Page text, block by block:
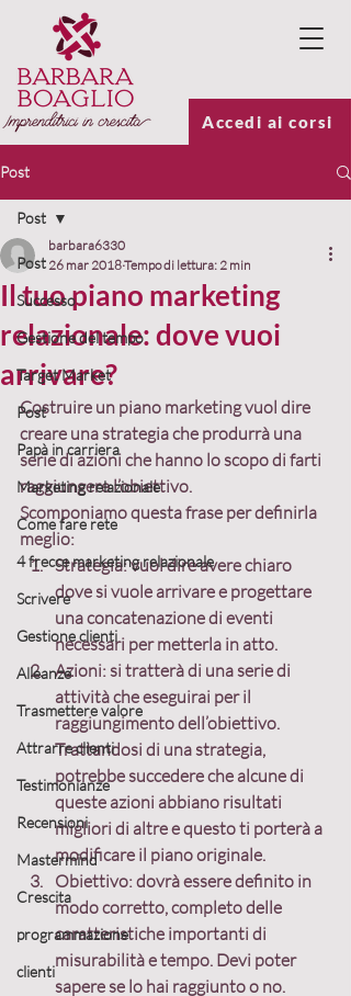
Accedi ai corsi
Post
Post
Successo
Gestione del tempo
Target Market
Post
Papà in carriera
Marketing relazionale
Come fare rete
4 frecce marketing relazionale
Scrivere
Gestione clienti
Alleanze
Trasmettere valore
Attrarre clienti
Testimonianze
Recensioni
Mastermind
Crescita
programmazione
clienti
Post
Il tuo piano marketing
relazionale: dove vuoi
arrivare?
barbara6330
26 mar 2018Tempo di lettura: 2 min
Costruire un piano marketing vuol dire
creare una strategia che produrrà una
serie di azioni che hanno lo scopo di farti
raggiungere l’obiettivo.
Scomponiamo questa frase per definirla
meglio:
Strategia: vuol dire avere chiaro
dove si vuole arrivare e progettare
una concatenazione di eventi
necessari per metterla in atto.
Azioni: si tratterà di una serie di
attività che eseguirai per il
raggiungimento dell’obiettivo.
Trattandosi di una strategia,
potrebbe succedere che alcune di
queste azioni abbiano risultati
migliori di altre e questo ti porterà a
modificare il piano originale.
Obiettivo: dovrà essere definito in
modo corretto, completo delle
caratteristiche importanti di
misurabilità e tempo. Devi poter
sapere se lo hai raggiunto o no.